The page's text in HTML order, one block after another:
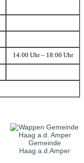
14:00 Uhr – 18:00 Uhr
Gemeinde
Haag a.d.Amper